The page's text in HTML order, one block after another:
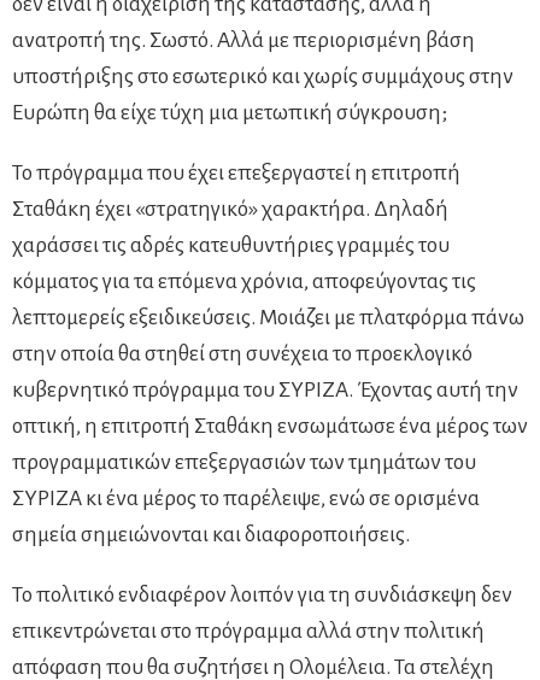
ανατροπή της. Σωστό. Αλλά με περιορισμένη βάση
υποστήριξης στο εσωτερικό και χωρίς συμμάχους στην
Ευρώπη θα είχε τύχη μια μετωπική σύγκρουση;
Το πρόγραμμα που έχει επεξεργαστεί η επιτροπή
Σταθάκη έχει «στρατηγικό» χαρακτήρα. Δηλαδή
χαράσσει τις αδρές κατευθυντήριες γραμμές του
κόμματος για τα επόμενα χρόνια, αποφεύγοντας τις
λεπτομερείς εξειδικεύσεις. Μοιάζει με πλατφόρμα πάνω
στην οποία θα στηθεί στη συνέχεια το προεκλογικό
κυβερνητικό πρόγραμμα του ΣΥΡΙΖΑ. Έχοντας αυτή την
οπτική, η επιτροπή Σταθάκη ενσωμάτωσε ένα μέρος των
προγραμματικών επεξεργασιών των τμημάτων του
ΣΥΡΙΖΑ κι ένα μέρος το παρέλειψε, ενώ σε ορισμένα
σημεία σημειώνονται και διαφοροποιήσεις.
Το πολιτικό ενδιαφέρον λοιπόν για τη συνδιάσκεψη δεν
επικεντρώνεται στο πρόγραμμα αλλά στην πολιτική
απόφαση που θα συζητήσει η Ολομέλεια. Τα στελέχη